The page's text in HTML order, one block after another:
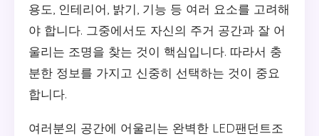
용도, 인테리어, 밝기, 기능 등 여러 요소를 고려해
야 합니다. 그중에서도 자신의 주거 공간과 잘 어
울리는 조명을 찾는 것이 핵심입니다. 따라서 충
분한 정보를 가지고 신중히 선택하는 것이 중요
합니다.
여러분의 공간에 어울리는 완벽한 LED팬던트조